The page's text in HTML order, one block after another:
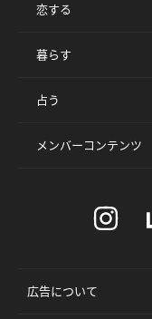
恋する
暮らす
占う
メンバーコンテンツ
広告について